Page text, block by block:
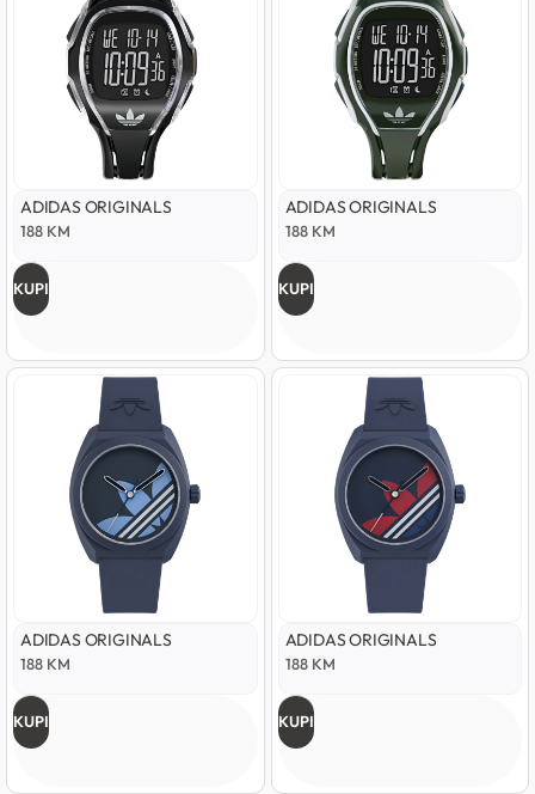
ADIDAS ORIGINALS
188 KM
KUPI
ADIDAS ORIGINALS
188 KM
KUPI
ADIDAS ORIGINALS
188 KM
KUPI
ADIDAS ORIGINALS
188 KM
KUPI